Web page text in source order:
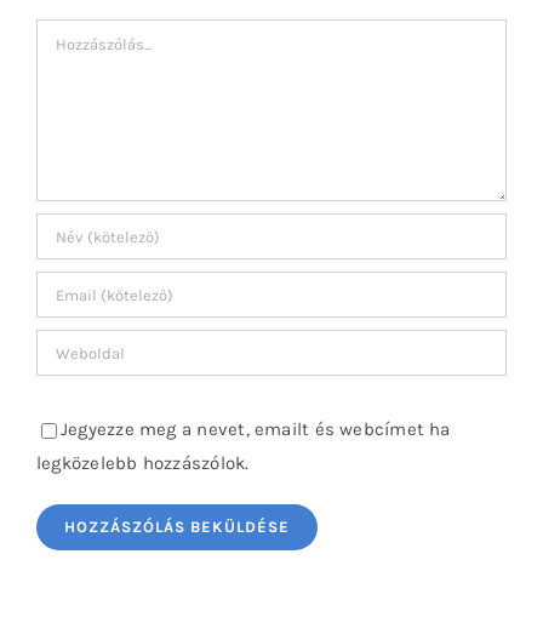
Hozzászólás
Jegyezze meg a nevet, emailt és webcímet ha
legközelebb hozzászólok.